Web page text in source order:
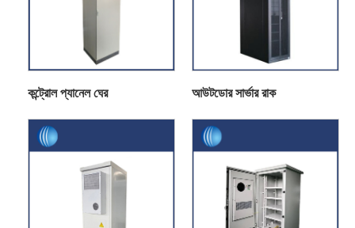
কন্ট্রোল প্যানেল ঘের আউটডোর সার্ভার রাক